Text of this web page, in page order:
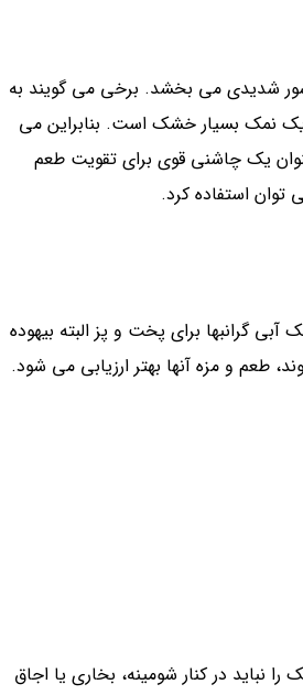
به نمک طعم شور شدیدی می بخشد. برخی می گویند به
یک نمک بسیار خشک است. بنابراین می
یک چاشنی قوی برای تقویت طعم
استفاده کرد.
گرانبها برای پخت و پز البته بیهوده
طعم و مزه آنها بهتر ارزیابی می شود.
در کنار شومینه، بخاری یا اجاق